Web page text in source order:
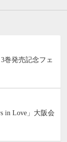
巻発売記念フェ
in Love」大阪会